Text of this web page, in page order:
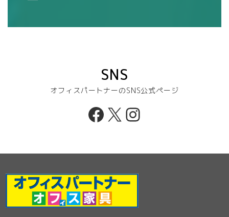
SNS
オフィスパートナーのSNS公式ページ
Facebook
X Instagram